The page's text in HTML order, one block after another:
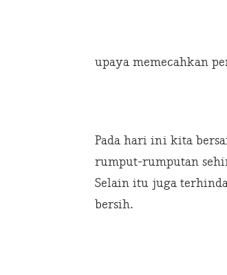
upaya memecahkan
Pada hari ini kita
rumput-rumputan
Selain itu juga
bersih.